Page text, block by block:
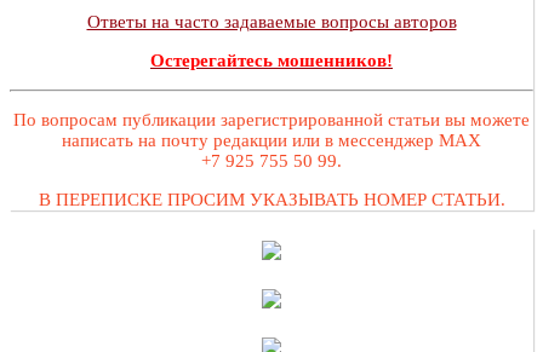
Ответы на часто задаваемые вопросы авторов
Остерегайтесь мошенников!
По вопросам публикации зарегистрированной статьи вы можете
написать на почту редакции или в мессенджер MAX
+7 925 755 50 99.
В ПЕРЕПИСКЕ ПРОСИМ УКАЗЫВАТЬ НОМЕР СТАТЬИ.